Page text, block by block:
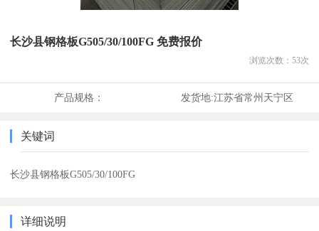
长沙县钢格板G505/30/100FG 免费报价
浏览次数： 53次
产品规格： 发货地:江苏省常州天宁区
关键词
长沙县钢格板G505/30/100FG
详细说明